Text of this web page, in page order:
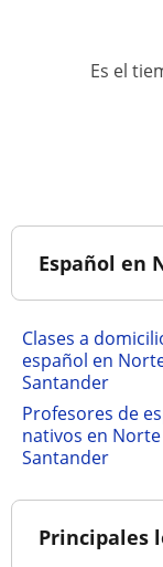
Es el
Español en
Clases a domicilio de
español en
Santander
Profesores de español
nativos en Norte
Santander
Principales